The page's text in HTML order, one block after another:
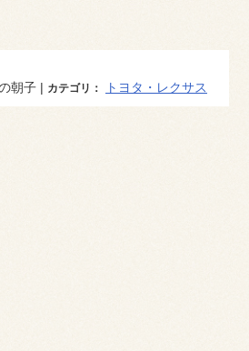
朝子 | カテゴリ： トヨタ・レクサス